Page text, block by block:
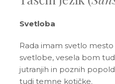
Svetloba
Rada imam svetlo
svetlobe, vesela bom
jutranjih in poznih
tudi temne kotičke.